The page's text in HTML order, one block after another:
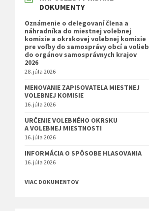
DOKUMENTY
Oznámenie o delegovaní člena a
náhradníka do miestnej volebnej
komisie a okrskovej volebnej komisie
pre voľby do samosprávy obcí a volieb
do orgánov samosprávnych krajov
2026
28. júla 2026
MENOVANIE ZAPISOVATEĽA MIESTNEJ
VOLEBNEJ KOMISIE
16. júla 2026
URČENIE VOLEBNÉHO OKRSKU
A VOLEBNEJ MIESTNOSTI
16. júla 2026
INFORMÁCIA O SPÔSOBE HLASOVANIA
16. júla 2026
VIAC DOKUMENTOV